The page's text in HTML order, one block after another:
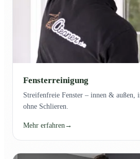
Fensterreinigung
Streifenfreie Fenster – innen & außen,
ohne Schlieren.
Mehr erfahren→